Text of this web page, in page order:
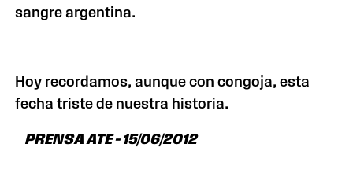
sangre argentina.
Hoy recordamos, aunque con congoja, esta
fecha triste de nuestra historia.
PRENSA ATE – 15/06/2012